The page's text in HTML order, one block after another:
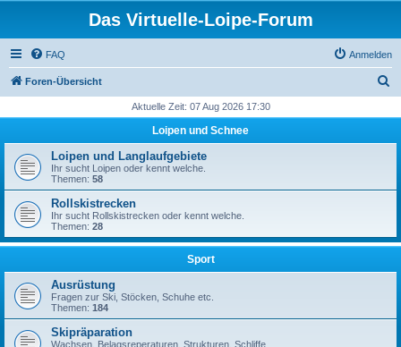
Das Virtuelle-Loipe-Forum
FAQ Anmelden
Foren-Übersicht
h
Aktuelle Zeit: 07 Aug 2026 17:30
Loipen und Schnee
Loipen und Langlaufgebiete
Ihr sucht Loipen oder kennt welche.
Themen: 58
Rollskistrecken
Ihr sucht Rollskistrecken oder kennt welche.
Themen: 28
Sport
Ausrüstung
Fragen zur Ski, Stöcken, Schuhe etc.
Themen: 184
Skipräparation
Wachsen, Belagsreperaturen, Strukturen, Schliffe